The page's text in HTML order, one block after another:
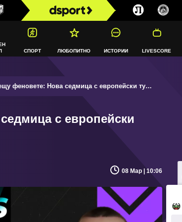
СПОРТ ЛЮБОПИТНО ИСТОРИИ LIVESCORE
феновете: Нова седмица с европейски турнири
с европейски
08 Мар | 10:06